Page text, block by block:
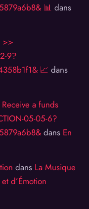
📊 dans
>>
9?
📈 dans
a funds
05-05-6?
dans En
dans La Musique
d’Émotion